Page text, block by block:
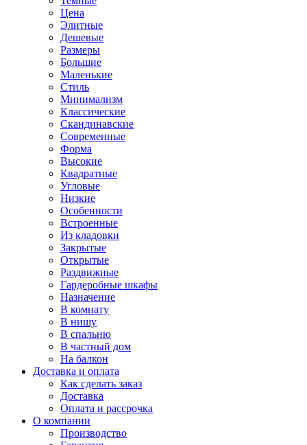
Цена
Элитные
Дешевые
Размеры
Большие
Маленькие
Стиль
Минимализм
Классические
Скандинавские
Современные
Форма
Высокие
Квадратные
Угловые
Низкие
Особенности
Встроенные
Из кладовки
Закрытые
Открытые
Раздвижные
Гардеробные шкафы
Назначение
В комнату
В нишу
В спальню
В частный дом
На балкон
Доставка и оплата
Как сделать заказ
Доставка
Оплата и рассрочка
О компании
Производство